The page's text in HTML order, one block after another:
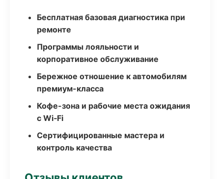
Бесплатная базовая диагностика при
ремонте
Программы лояльности и
корпоративное обслуживание
Бережное отношение к автомобилям
премиум-класса
Кофе-зона и рабочие места ожидания
с Wi‑Fi
Сертифицированные мастера и
контроль качества